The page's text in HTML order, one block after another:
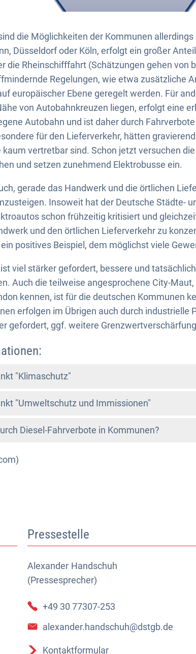
die Möglichkeiten der Kommunen
Düsseldorf oder Köln, erfolgt ein großer
die Rheinschifffahrt (Schätzungen gehen von
Regelungen, wie etwa zusätzliche
europäischer Ebene geregelt werden. Für
von Autobahnkreuzen liegen, erfolgt eine
Autobahn und ist daher durch
für den Lieferverkehr, hätten
vertretbar sind. Schon jetzt versuchen
und setzen zunehmend Elektrobusse ein.
gerade das Handwerk und die örtlichen
Insoweit hat der Deutsche Städte-
schon frühzeitig kritisiert und
und den örtlichen Lieferverkehr zu
positives Beispiel, dem möglichst viele
viel stärker gefordert, bessere und
Auch die teilweise angesprochene City-
kennen, ist für die deutschen Kommunen
erfolgen im Übrigen auch durch industrielle
gefordert, ggf. weitere
"Klimaschutz"
"Umweltschutz und Immissionen"
Diesel-Fahrverbote in Kommunen?
Pressestelle
Alexander Handschuh
(Pressesprecher)
Alexander Handschuh (Pressesprecher)
+49 30 77307-253
alexander.handschuh@dstgb.de
Kontaktformular